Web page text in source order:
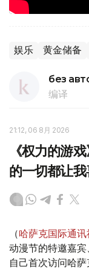
娱乐 黄金储备
без
编译
21:12, 06 8月 2026
《权力的游
的一切都让
（哈萨克国际通
动漫节的特邀嘉
自己首次访问哈萨